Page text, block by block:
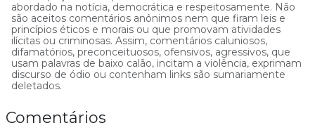
abordado na notícia, democrática e respeitosamente. Não
são aceitos comentários anônimos nem que firam leis e
princípios éticos e morais ou que promovam atividades
ilícitas ou criminosas. Assim, comentários caluniosos,
difamatórios, preconceituosos, ofensivos, agressivos, que
usam palavras de baixo calão, incitam a violência, exprimam
discurso de ódio ou contenham links são sumariamente
deletados.
Comentários